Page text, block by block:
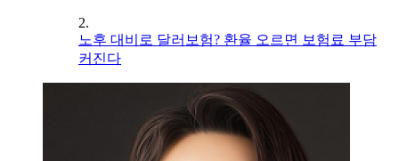
2.
노후 대비로 달러보험? 환율 오르면 보험료 부담
커진다